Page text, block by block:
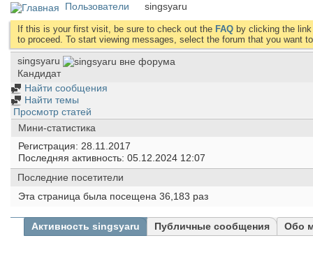
Пользователи singsyaru
If this is your first visit, be sure to check out the FAQ by clicking the
to proceed. To start viewing messages, select the forum that you want
singsyaru
Кандидат
Найти сообщения
Найти темы
Просмотр статей
Мини-статистика
Регистрация
28.11.2017
Последняя активность 05.12.2024 12:07
Последние посетители
Эта страница была посещена 36,183 раз
Активность singsyaru Публичные сообщения Обо